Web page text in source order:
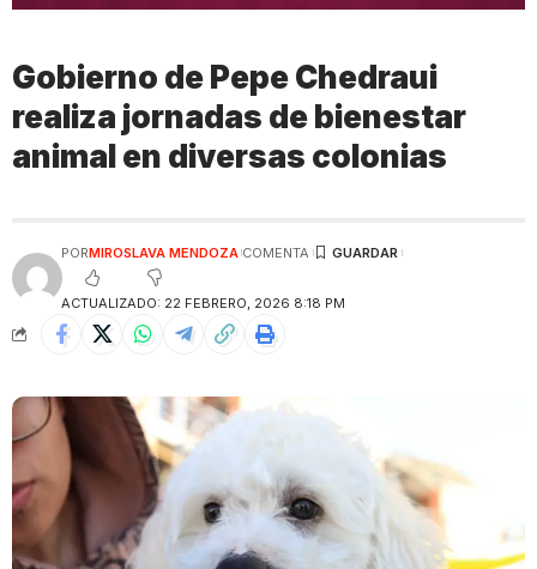
Gobierno de Pepe Chedraui
realiza jornadas de bienestar
animal en diversas colonias
ACTUALIZADO: 22 FEBRERO, 2026 8:18 PM
PORMIROSLAVA MENDOZA COMENTA